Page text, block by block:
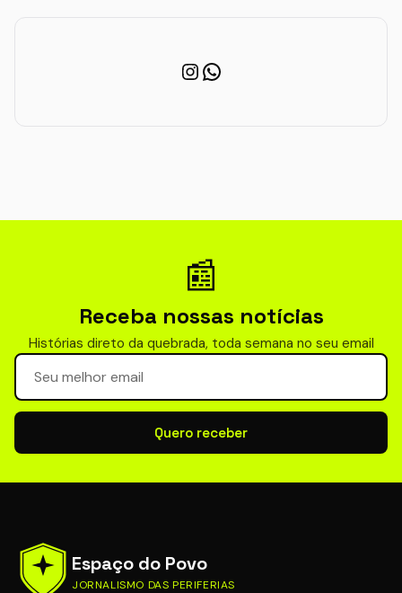
Instagram
WhatsApp
📰
Receba nossas notícias
Histórias direto da quebrada, toda semana no seu email
Seu email para newsletter
Quero receber
Espaço do Povo
JORNALISMO DAS PERIFERIAS